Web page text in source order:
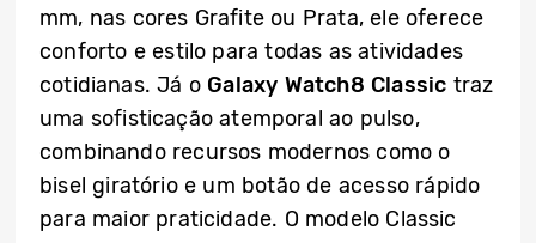
mm, nas cores Grafite ou Prata, ele oferece
conforto e estilo para todas as atividades
cotidianas. Já o Galaxy Watch8 Classic traz
uma sofisticação atemporal ao pulso,
combinando recursos modernos como o
bisel giratório e um botão de acesso rápido
para maior praticidade. O modelo Classic